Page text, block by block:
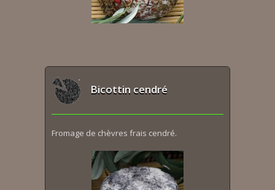
Bicottin cendré
Fromage de chèvres frais cendré.